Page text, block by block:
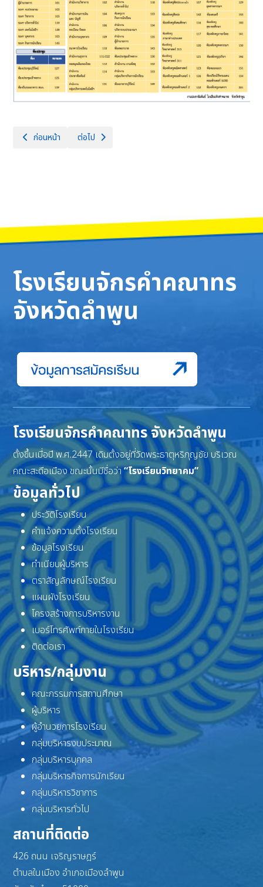
เนื้อหาก่อนหน้า: คณะกรรมการสถานศึกษาขั้นพื้นฐาน
ก่อนหน้า เนื้อหาถัดไป: ตราสัญลักษณ์โรงเรียน
ต่อไป
โรงเรียนจักรคำคณาทร
จังหวัดลำพูน
โรงเรียนจักรคำคณาทร จังหวัดลำพูน
ตั้งขึ้นเมื่อปี พ.ศ.2447 เดิมตั้งอยู่ที่วัดพระธาตุหริภุญชัย บริเวณ
คณะสะดือเมือง ขณะนั้นมีชื่อว่า“โรงเรียนวิทยาคม”
ข้อมูลทั่วไป
ประวัติโรงเรียน
คำแจ้งความตั้งโรงเรียน
ข้อมูลโรงเรียน
ทำเนียบผู้บริหาร
ตราสัญลักษณ์โรงเรียน
แผนผังโรงเรียน
โครงสร้างการบริหารงาน
เบอร์โทรศัพท์ภายในโรงเรียน
ติดต่อเรา
บริหาร/กลุ่มงาน
คณะกรรมการสถานศึกษา
ผู้บริหาร
ผู้อำนวยการโรงเรียน
กลุ่มบริหารงบประมาณ
กลุ่มบริหารบุคคล
กลุ่มบริหารกิจการนักเรียน
กลุ่มบริหารวิชาการ
กลุ่มบริหารทั่วไป
สถานที่ติดต่อ
426 ถนน เจริญราษฎร์
ตำบลในเมือง อำเภอเมืองลำพูน